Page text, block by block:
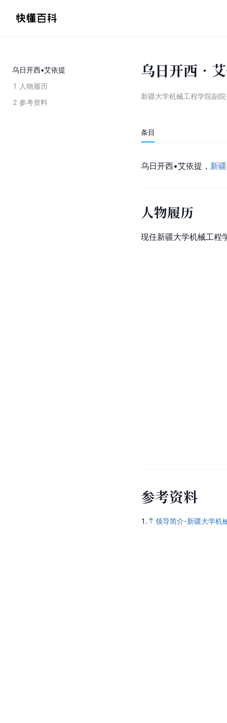
乌日开西•艾依提
1 人物履历
2 参考资料
乌日开西•
新疆大学机械工程学院副
条目
乌日开西•艾依提， 新
人物履历
现任新疆大学机械工程
参考资料
1. 领导简介-新疆大学机